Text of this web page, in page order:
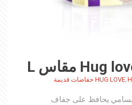
,HUG LOVE حفاضات قديمة
يحافظ على جفاف